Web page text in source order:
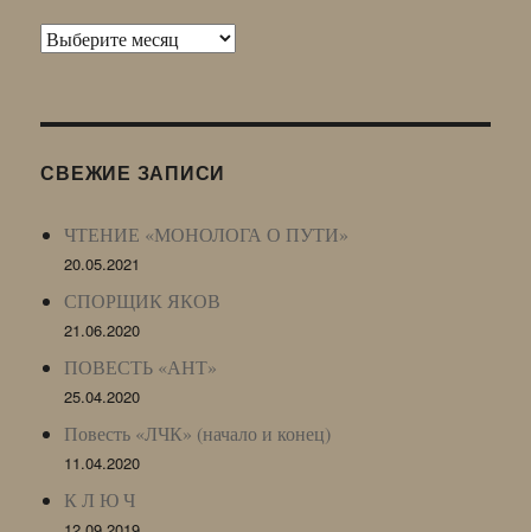
Архив
LJ
СВЕЖИЕ ЗАПИСИ
ЧТЕНИЕ «МОНОЛОГА О ПУТИ»
20.05.2021
СПОРЩИК ЯКОВ
21.06.2020
ПОВЕСТЬ «АНТ»
25.04.2020
Повесть «ЛЧК» (начало и конец)
11.04.2020
К Л Ю Ч